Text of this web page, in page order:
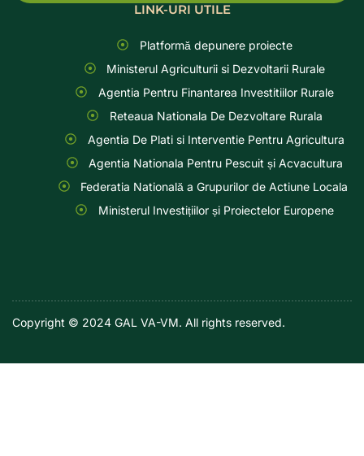
LINK-URI UTILE
Platformă depunere proiecte
Ministerul Agriculturii si Dezvoltarii Rurale
Agentia Pentru Finantarea Investitiilor Rurale
Reteaua Nationala De Dezvoltare Rurala
Agentia De Plati si Interventie Pentru Agricultura
Agentia Nationala Pentru Pescuit și Acvacultura
Federatia Natională a Grupurilor de Actiune Locala
Ministerul Investițiilor și Proiectelor Europene
Copyright © 2024 GAL VA-VM. All rights reserved.